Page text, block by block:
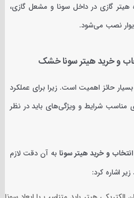
گازی در داخل سونا و مشعل گازی،
نصب می‌شود.
و خرید هیتر سونا خشک
حائز اهمیت است. زیرا برای عملکرد
مناسب شرایط و ویژگی‌های باید در نظر
انتخاب و خرید هیتر سونابه آن دقت لازم
اشاره کرد: